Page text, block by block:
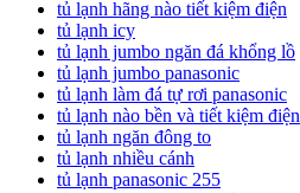
tủ lạnh hãng nào tiết kiệm điện
tủ lạnh icy
tủ lạnh jumbo ngăn đá khổng lồ
tủ lạnh jumbo panasonic
tủ lạnh làm đá tự rơi panasonic
tủ lạnh nào bền và tiết kiệm điện
tủ lạnh ngăn đông to
tủ lạnh nhiều cánh
tủ lạnh panasonic 255